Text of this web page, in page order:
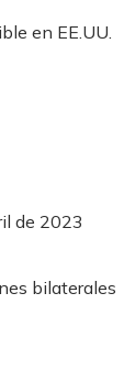
de 2023